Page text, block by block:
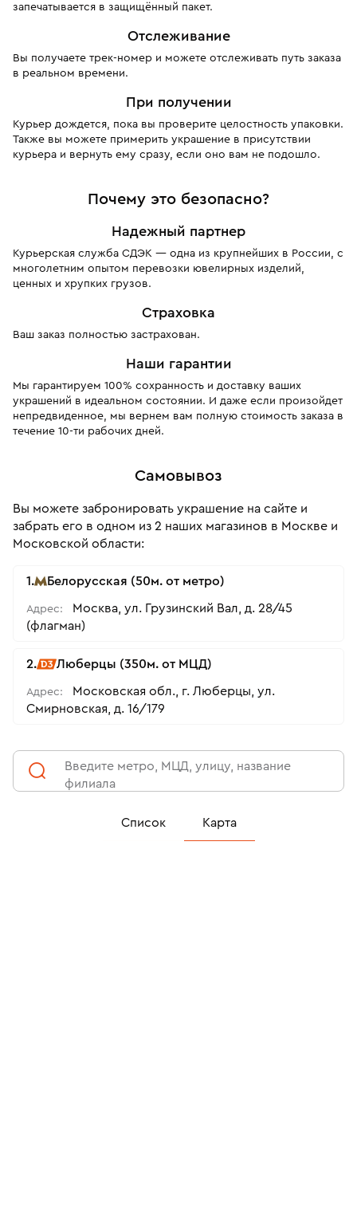
запечатывается в защищённый пакет.
Отслеживание
Вы получаете трек-номер и можете отслеживать путь заказа
в реальном времени.
При получении
Курьер дождется, пока вы проверите целостность упаковки.
Также вы можете примерить украшение в присутствии
курьера и вернуть ему сразу, если оно вам не подошло.
Почему это безопасно?
Надежный партнер
Курьерская служба СДЭК — одна из крупнейших в России, с
многолетним опытом перевозки ювелирных изделий,
ценных и хрупких грузов.
Страховка
Ваш заказ полностью застрахован.
Наши гарантии
Мы гарантируем 100% сохранность и доставку ваших
украшений в идеальном состоянии. И даже если произойдет
непредвиденное, мы вернем вам полную стоимость заказа в
течение 10-ти рабочих дней.
Самовывоз
Вы можете забронировать украшение на сайте и
забрать его в одном из 2 наших магазинов в Москве и
Московской области:
1. Белорусская (50м. от метро)
Адрес:
Москва, ул. Грузинский Вал, д. 28/45
(флагман)
2. Люберцы (350м. от МЦД)
Адрес:
Московская обл., г. Люберцы, ул.
Смирновская, д. 16/179
Введите метро, МЦД, улицу, название
филиала
Список Карта